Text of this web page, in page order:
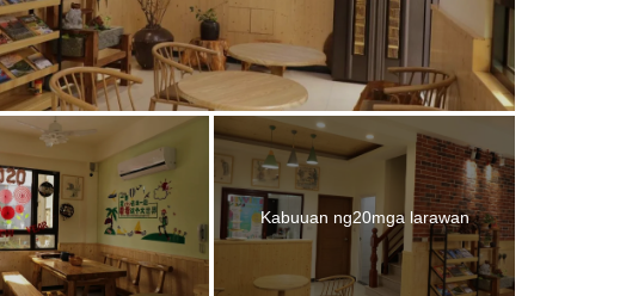
Kabuuan ng20mga larawan